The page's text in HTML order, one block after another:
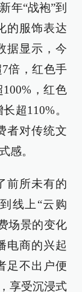
年“战袍”到
的服饰表达
据显示，今
倍，红色手
，红色
超110%。
者对传统文
感。
前所未有的
线上“云购
场景的变化
电商的兴起
足不出户便
享受沉浸式